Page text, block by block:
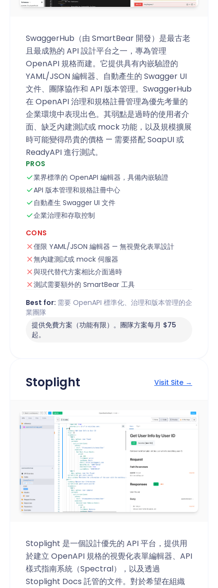
SwaggerHub（由 SmartBear 開發）是最古老
且最成熟的 API 設計平台之一，專為管理
OpenAPI 規格而建。它提供具有內嵌驗證的
YAML/JSON 編輯器、自動產生的 Swagger UI
文件、團隊協作和 API 版本管理。SwaggerHub
在 OpenAPI 治理和規格註冊管理為優先考量的
企業環境中表現出色。其弱點是過時的使用者介
面、缺乏內建測試或 mock 功能，以及規模擴展
時可能變得昂貴的價格 — 需要搭配 SoapUI 或
ReadyAPI 進行測試。
PROS
業界標準的 OpenAPI 編輯器，具備內嵌驗證
API 版本管理和規格註冊中心
自動產生 Swagger UI 文件
企業治理和存取控制
CONS
僅限 YAML/JSON 編輯器 — 無視覺化表單設計
無內建測試或 mock 伺服器
與現代替代方案相比介面過時
測試需要額外的 SmartBear 工具
Best for: 需要 OpenAPI 標準化、治理和版本管理的企
業團隊
提供免費方案（功能有限）。團隊方案每月 $75
起。
Stoplight Visit Site →
Stoplight 是一個設計優先的 API 平台，提供用
於建立 OpenAPI 規格的視覺化表單編輯器、API
樣式指南系統（Spectral），以及透過
Stoplight Docs 託管的文件。對於希望在組織